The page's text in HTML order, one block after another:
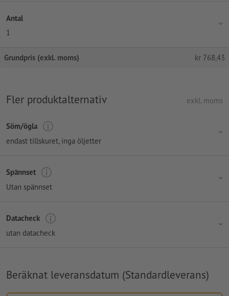
Antal
1
Grundpris (exkl. moms) kr 768,43
Fler produktalternativ exkl. moms
Söm/ögla
endast tillskuret, inga öljetter
Spännset
Utan spännset
Datacheck
utan datacheck
Beräknat leveransdatum (Standardleverans)